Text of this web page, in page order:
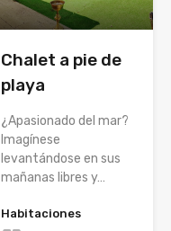
Chalet a pie de
playa
¿Apasionado del mar?
Imagínese
levantándose en sus
mañanas libres y…
Habitaciones